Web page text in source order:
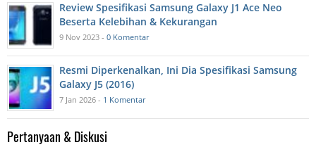
Review Spesifikasi Samsung Galaxy J1 Ace Neo
Beserta Kelebihan & Kekurangan
9 Nov 2023 - 0 Komentar
Resmi Diperkenalkan, Ini Dia Spesifikasi Samsung
Galaxy J5 (2016)
7 Jan 2026 - 1 Komentar
Pertanyaan & Diskusi